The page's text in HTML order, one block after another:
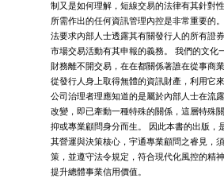
制又是如何理解，短線交易的法律有其針對
所需作出的任何資訊管理內控是非常重要的
法要求內部人士透露其有關發行人的所有證
市場交易活動有其申報的義務。 我們的文化
財務離不開交易，在在都關係著誰在從事商
從發行人身上取得無體的資訊財產，利用它
公司治理者理應知道的是屬於內部人士在流
改變，即已牽動一種特殊的關係，這層特殊
抑或專業顧問身分而生。 因此本書的出版，
其營運與決策核心，宇通專業顧問之睿見，
策，並遵守法令規定，符合現代化風控的精
提升總體事業信用價值。